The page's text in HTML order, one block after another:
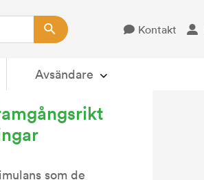
Kontakt
Avsändare Öppna avsändare
som de